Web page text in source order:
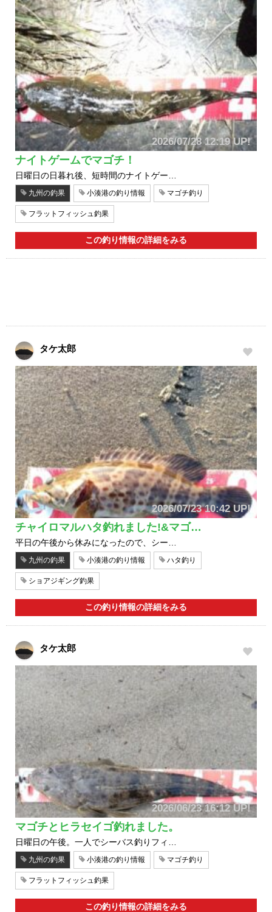
2026/07/28 12:19 UP!
ナイトゲームでマゴチ！
日曜日の日暮れ後、短時間のナイトゲー…
九州の釣果 小湊港の釣り情報 マゴチ釣り
フラットフィッシュ釣果
この釣り情報の詳細をみる
タケ太郎
2026/07/23 10:42 UP!
チャイロマルハタ釣れました!&マゴ…
平日の午後から休みになったので、シー…
九州の釣果 小湊港の釣り情報 ハタ釣り
ショアジギング釣果
この釣り情報の詳細をみる
タケ太郎
2026/06/23 16:12 UP!
マゴチとヒラセイゴ釣れました。
日曜日の午後。一人でシーバス釣りフィ…
九州の釣果 小湊港の釣り情報 マゴチ釣り
フラットフィッシュ釣果
この釣り情報の詳細をみる